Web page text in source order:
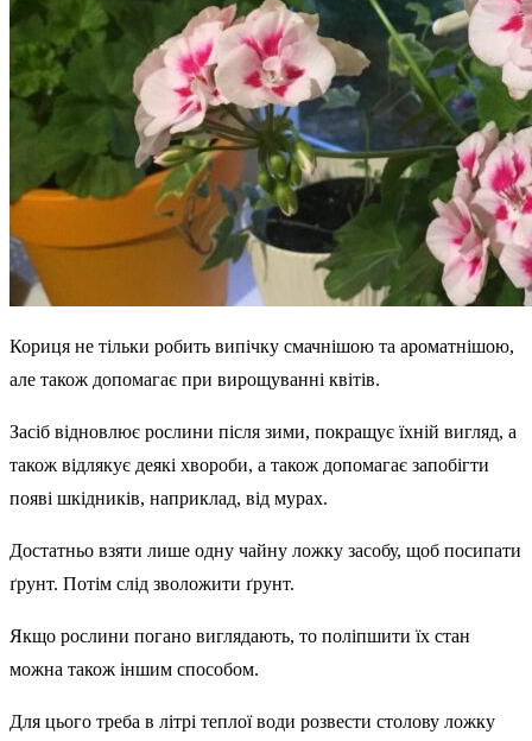
Кориця не тільки робить випічку смачнішою та ароматнішою,
але також допомагає при вирощуванні квітів.
Засіб відновлює рослини після зими, покращує їхній вигляд, а
також відлякує деякі хвороби, а також допомагає запобігти
появі шкідників, наприклад, від мурах.
Достатньо взяти лише одну чайну ложку засобу, щоб посипати
ґрунт. Потім слід зволожити ґрунт.
Якщо рослини погано виглядають, то поліпшити їх стан
можна також іншим способом.
Для цього треба в літрі теплої води розвести столову ложку